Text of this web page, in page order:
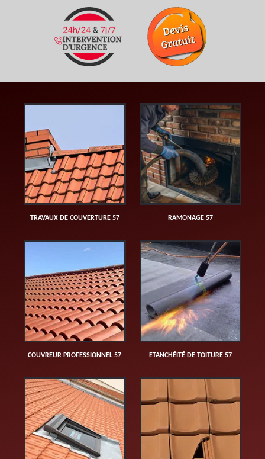
TRAVAUX DE COUVERTURE 57 RAMONAGE 57
COUVREUR PROFESSIONNEL 57 ETANCHÉITÉ DE TOITURE 57